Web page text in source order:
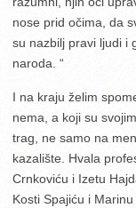
nose prid očima, da
su nazbilj pravi ljudi i
naroda. “
I na kraju želim
nema, a koji su
trag, ne samo na
kazalište. Hvala
Crnkoviću i Izetu
Kosti Spajiću i